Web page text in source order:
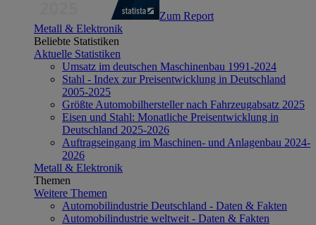
Zum Report
Metall & Elektronik
Beliebte Statistiken
Aktuelle Statistiken
Umsatz im deutschen Maschinenbau 1991-2024
Stahl - Index zur Preisentwicklung in Deutschland
2005-2025
Größte Automobilhersteller nach Fahrzeugabsatz 2025
Eisen und Stahl: Monatliche Preisentwicklung in
Deutschland 2025-2026
Auftragseingang im Maschinen- und Anlagenbau 2024-
2026
Metall & Elektronik
Themen
Weitere Themen
Automobilindustrie Deutschland - Daten & Fakten
Automobilindustrie weltweit - Daten & Fakten